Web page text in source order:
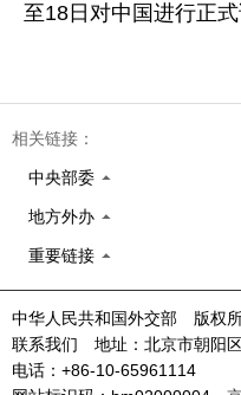
至18日对中国进行正式
相关链接：
中央部委
地方外办
重要链接
中华人民共和国外交部 版权
联系我们 地址：北京市朝阳
电话：+86-10-65961114